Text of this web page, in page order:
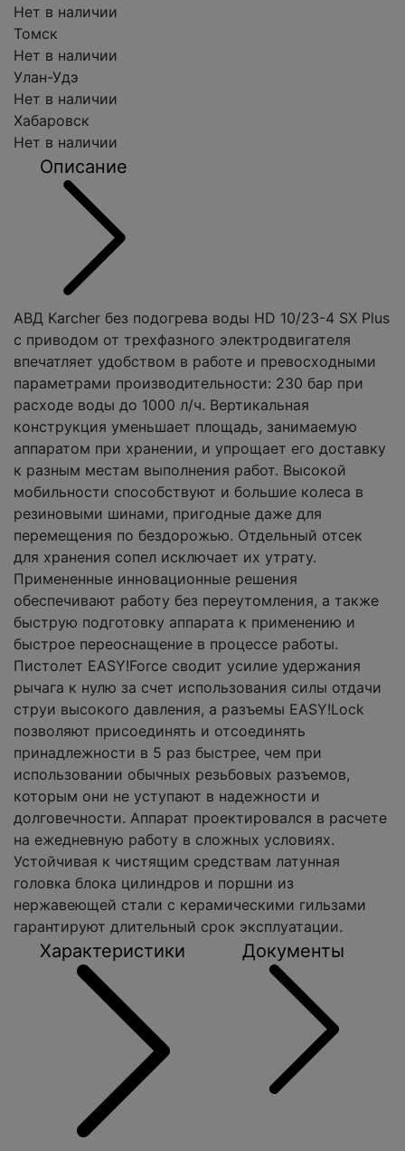
Нет в наличии
Томск
Нет в наличии
Улан-Удэ
Нет в наличии
Хабаровск
Нет в наличии
Описание
АВД Karcher без подогрева воды HD 10/23-4 SX Plus
с приводом от трехфазного электродвигателя
впечатляет удобством в работе и превосходными
параметрами производительности: 230 бар при
расходе воды до 1000 л/ч. Вертикальная
конструкция уменьшает площадь, занимаемую
аппаратом при хранении, и упрощает его доставку
к разным местам выполнения работ. Высокой
мобильности способствуют и большие колеса в
резиновыми шинами, пригодные даже для
перемещения по бездорожью. Отдельный отсек
для хранения сопел исключает их утрату.
Примененные инновационные решения
обеспечивают работу без переутомления, а также
быструю подготовку аппарата к применению и
быстрое переоснащение в процессе работы.
Пистолет EASY!Force сводит усилие удержания
рычага к нулю за счет использования силы отдачи
струи высокого давления, а разъемы EASY!Lock
позволяют присоединять и отсоединять
принадлежности в 5 раз быстрее, чем при
использовании обычных резьбовых разъемов,
которым они не уступают в надежности и
долговечности. Аппарат проектировался в расчете
на ежедневную работу в сложных условиях.
Устойчивая к чистящим средствам латунная
головка блока цилиндров и поршни из
нержавеющей стали с керамическими гильзами
гарантируют длительный срок эксплуатации.
Характеристики Документы